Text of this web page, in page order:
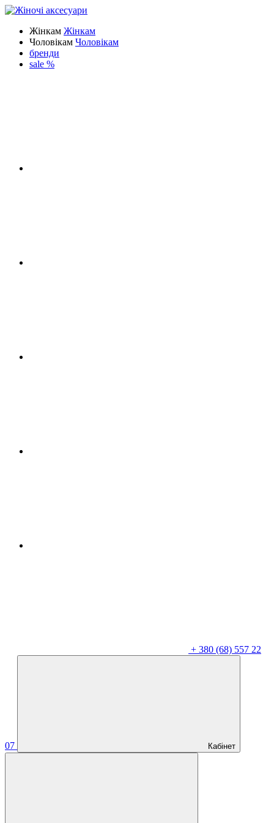
Жінкам Жінкам
Чоловікам Чоловікам
бренди
sale %
+ 380 (68) 557 22
07 Кабінет